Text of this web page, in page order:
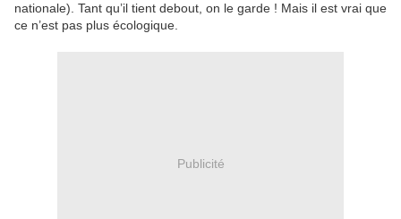
nationale). Tant qu’il tient debout, on le garde ! Mais il est vrai que
ce n’est pas plus écologique.
Publicité